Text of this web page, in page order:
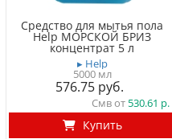
Средство для мытья пола
Help МОРСКОЙ БРИЗ
концентрат 5 л
▸ Help
5000 мл
576.75
Смв от 530.61
Купить